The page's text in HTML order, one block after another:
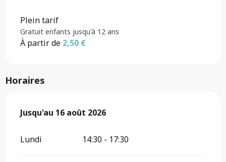
Plein tarif
Gratuit enfants jusqu'à 12 ans
À partir de 2,50 €
Horaires
Du16 juillet 2026au16 août 2026
Jusqu'au 16 août 2026
Lundi 14:30 - 17:30